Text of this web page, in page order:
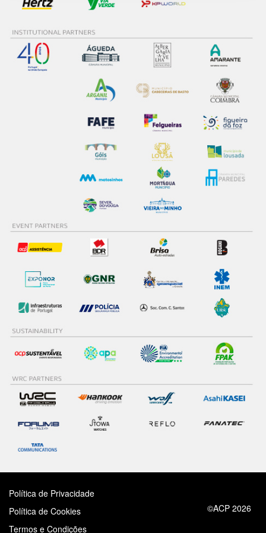
Adicionalmente partilhamos informação, relativa à sua
parceiros e organizações na UE e em países terceiros.
O ACP garantirá que as transferências internacionais de
dados pessoais serão realizadas apenas com o seu
consentimento e quando tal se afigure estritamente
tecnologias similares pode ter impacto na sua
experiência de navegação no Website e nos serviços
disponibilizados.
Consulte a política de cookies do site.
Política de Privacidade
Política de Cookies
Termos e Condições
©ACP 2026